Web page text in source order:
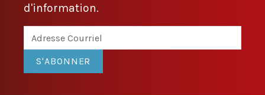
d'information.
S'ABONNER